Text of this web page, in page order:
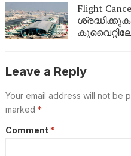
Flight
Leave a Reply
Your email address will not be
marked *
Comment *